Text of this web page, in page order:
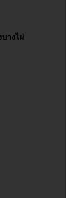
างไผ่